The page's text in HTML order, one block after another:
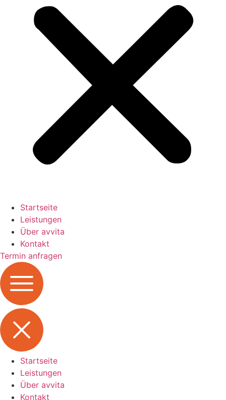
Startseite
Leistungen
Über avvita
Kontakt
Termin anfragen
Startseite
Leistungen
Über avvita
Kontakt